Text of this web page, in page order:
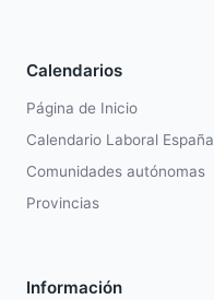
Calendarios
Página de Inicio
Calendario Laboral España
Comunidades autónomas
Provincias
Información